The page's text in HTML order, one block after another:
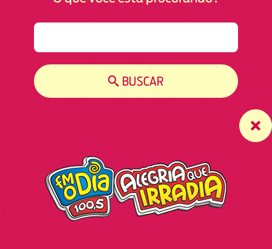
BUSCAR